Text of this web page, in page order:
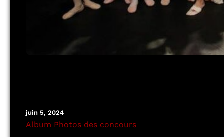
juin 5, 2024
Album Photos des concours